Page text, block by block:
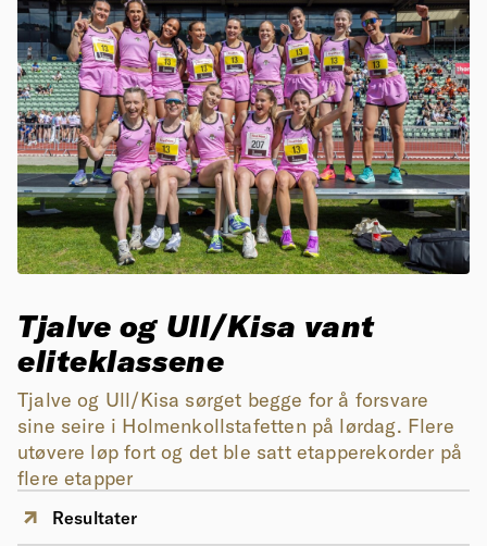
Tjalve og Ull/Kisa vant
eliteklassene
Tjalve og Ull/Kisa sørget begge for å forsvare
sine seire i Holmenkollstafetten på lørdag. Flere
utøvere løp fort og det ble satt etapperekorder på
flere etapper
Resultater